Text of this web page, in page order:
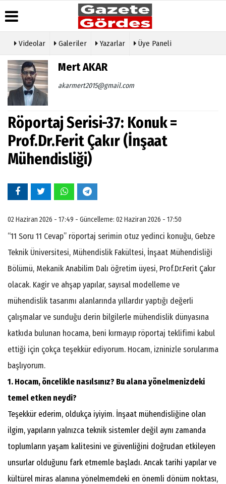
Üye Paneli
Haber
Arşivi
Gazete
Arşivi
Günün
Haberleri
Hava
Durumu
Gazete
Biyografiler
Video
Galeri
Etkinlikler
İlkeleri
Videolar Galeriler Yazarlar Üye Paneli
Mert AKAR
akarmert2015@gmail.com
Röportaj Serisi-37: Konuk =
Prof.Dr.Ferit Çakır (İnşaat
Mühendisliği)
02 Haziran 2026 - 17:49 - Güncelleme: 02 Haziran 2026 - 17:50
“11 Soru 11 Cevap” röportaj serimin otuz yedinci konuğu, Gebze
Teknik Üniversitesi, Mühendislik Fakültesi, İnşaat Mühendisliği
Bölümü, Mekanik Anabilim Dalı öğretim üyesi, Prof.Dr.Ferit Çakır
olacak. Kagir ve ahşap yapılar, sayısal modelleme ve
mühendislik tasarımı alanlarında yıllardır yaptığı değerli
çalışmalar ve sunduğu derin bilgilerle mühendislik dünyasına
katkıda bulunan hocama, beni kırmayıp röportaj teklifimi kabul
ettiği için çokça teşekkür ediyorum. Hocam, izninizle sorularıma
başlıyorum.
1. Hocam, öncelikle nasılsınız? Bu alana yönelmenizdeki
temel etken neydi?
Teşekkür ederim, oldukça iyiyim. İnşaat mühendisliğine olan
ilgim, yapıların yalnızca teknik sistemler değil aynı zamanda
toplumların yaşam kalitesini ve güvenliğini doğrudan etkileyen
unsurlar olduğunu fark etmemle başladı. Ancak tarihi yapılar ve
kültürel miras alanına yönelmemdeki en önemli dönüm noktası,